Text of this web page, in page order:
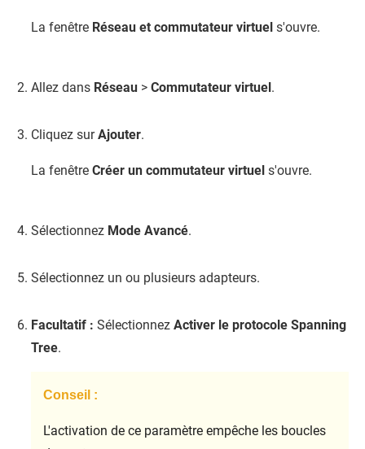
La fenêtre Réseau et commutateur virtuel s'ouvre.
Allez dans Réseau > Commutateur virtuel.
Cliquez surAjouter.
La fenêtre Créer un commutateur virtuel s'ouvre.
Sélectionnez Mode Avancé.
Sélectionnez un ou plusieurs adapteurs.
Facultatif : Sélectionnez Activer le protocole Spanning
Tree.
Conseil :
L'activation de ce paramètre empêche les boucles